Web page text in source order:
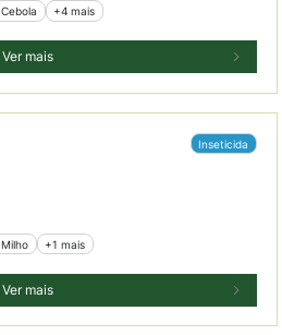
Cebola +4 mais
Ver mais
Inseticida
Milho +1 mais
Ver mais